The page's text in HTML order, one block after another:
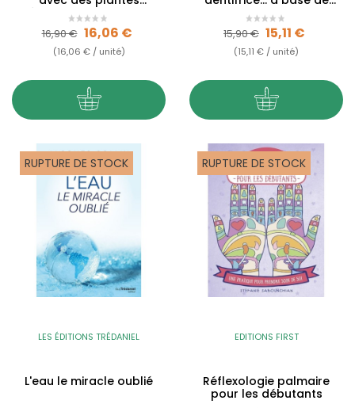
médicinales sauvages et
du...
Prix de base
16,90 € Prix
16,06 €
(16,06 € / unité)
plantes locales
Prix de base
15,90 € Prix
15,11 €
(15,11 € / unité)
RUPTURE DE STOCK
LES ÉDITIONS TRÉDANIEL
L'eau le miracle oublié
RUPTURE DE STOCK
EDITIONS FIRST
Réflexologie palmaire
pour les débutants